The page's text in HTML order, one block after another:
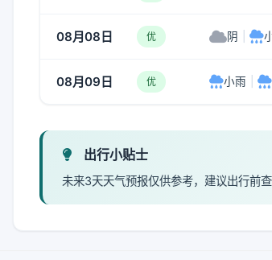
08月08日 优 阴
08月09日 优 小雨
出行小贴士
未来3天天气预报仅供参考，建议出行前